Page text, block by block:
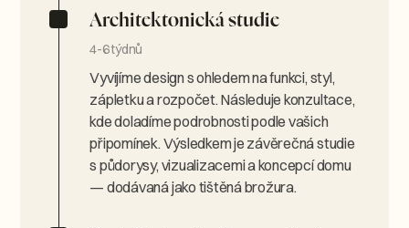
Architektonická studie
4-6 týdnů
Vyvíjíme design s ohledem na funkci, styl,
zápletku a rozpočet. Následuje konzultace,
kde doladíme podrobnosti podle vašich
připomínek. Výsledkem je závěrečná studie
s půdorysy, vizualizacemi a koncepcí domu
— dodávaná jako tištěná brožura.